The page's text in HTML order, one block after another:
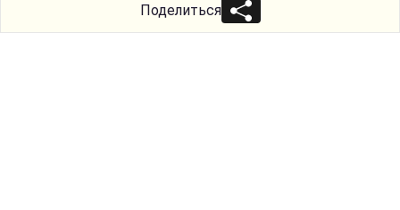
Поделиться